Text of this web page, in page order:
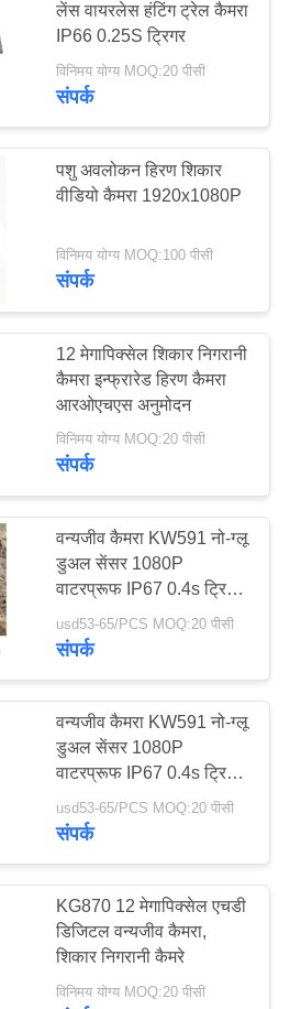
लेंस वायरलेस हंटिंग ट्रेल कैमरा
IP66 0.25S ट्रिगर
विनिमय योग्य MOQ:20 पीसी
संपर्क
पशु अवलोकन हिरण शिकार
वीडियो कैमरा 1920x1080P
विनिमय योग्य MOQ:100 पीसी
संपर्क
12 मेगापिक्सेल शिकार निगरानी
कैमरा इन्फ्रारेड हिरण कैमरा
आरओएचएस अनुमोदन
विनिमय योग्य MOQ:20 पीसी
संपर्क
वन्यजीव कैमरा KW591 नो-ग्लू
डुअल सेंसर 1080P
वाटरप्रूफ IP67 0.4s ट्रिगर
गति 512GB तक भंडारण
शिकार कैमरा
usd53-65/PCS MOQ:20 पीसी
संपर्क
वन्यजीव कैमरा KW591 नो-ग्लू
डुअल सेंसर 1080P
वाटरप्रूफ IP67 0.4s ट्रिगर
गति 512GB तक भंडारण
शिकार कैमरा
usd53-65/PCS MOQ:20 पीसी
संपर्क
KG870 12 मेगापिक्सेल एचडी
डिजिटल वन्यजीव कैमरा,
शिकार निगरानी कैमरे
विनिमय योग्य MOQ:20 पीसी